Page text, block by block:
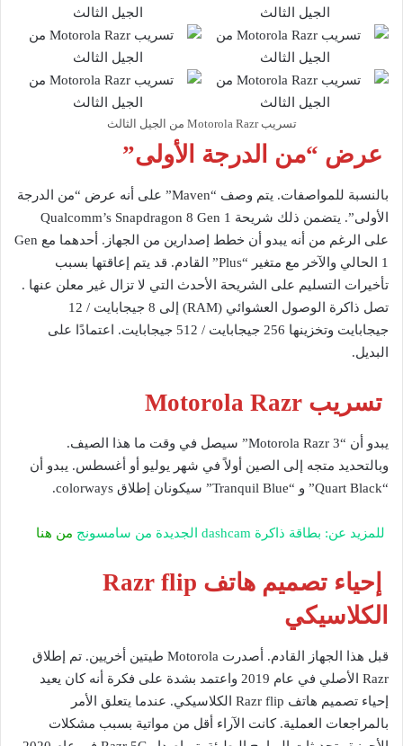
تسريب Motorola Razr من الجيل الثالث
عرض “من الدرجة الأولى”
بالنسبة للمواصفات. يتم وصف “Maven” على أنه عرض “من الدرجة
الأولى”. يتضمن ذلك شريحة Qualcomm’s Snapdragon 8 Gen 1
على الرغم من أنه يبدو أن خطط إصدارين من الجهاز. أحدهما مع Gen
1 الحالي والآخر مع متغير “Plus” القادم. قد يتم إعاقتها بسبب
تأخيرات التسليم على الشريحة الأحدث التي لا تزال غير معلن عنها .
تصل ذاكرة الوصول العشوائي (RAM) إلى 8 جيجابايت / 12
جيجابايت وتخزينها 256 جيجابايت / 512 جيجابايت. اعتمادًا على
البديل.
تسريب Motorola Razr
يبدو أن “Motorola Razr 3” سيصل في وقت ما هذا الصيف.
وبالتحديد متجه إلى الصين أولاً في شهر يوليو أو أغسطس. يبدو أن
“Quart Black” و “Tranquil Blue” سيكونان إطلاق colorways.
للمزيد عن: بطاقة ذاكرة dashcam الجديدة من سامسونج من هنا
إحياء تصميم هاتف Razr flip
الكلاسيكي
قبل هذا الجهاز القادم. أصدرت Motorola طيتين أخريين. تم إطلاق
Razr الأصلي في عام 2019 واعتمد بشدة على فكرة أنه كان يعيد
إحياء تصميم هاتف Razr flip الكلاسيكي. عندما يتعلق الأمر
بالمراجعات العملية. كانت الآراء أقل من مواتية بسبب مشكلات